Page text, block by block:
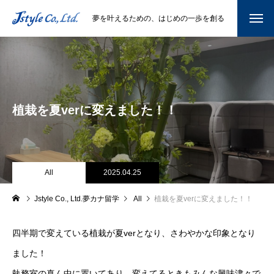
夢を叶えるための、はじめの一歩を創る
植栽を夏verに変えました！！
All 2025.04.25
Jstyle Co., Ltd.夢カナ留学 All 植栽を夏verに変えました！！
四半期で変えている植栽が夏verとなり、さわやかな印象となり
ました！